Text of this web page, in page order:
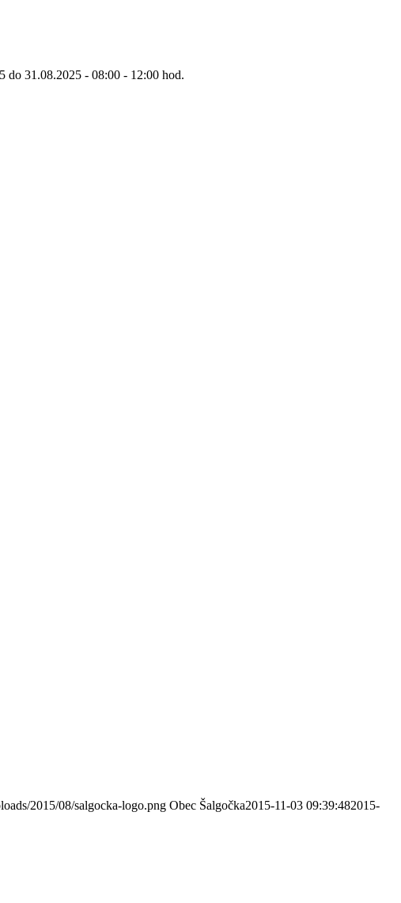
do 31.08.2025 - 08:00 - 12:00 hod.
2015/08/salgocka-logo.png Obec Šalgočka2015-11-03 09:39:482015-